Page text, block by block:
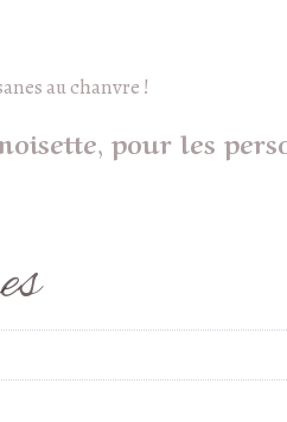
au chanvre !
pour les